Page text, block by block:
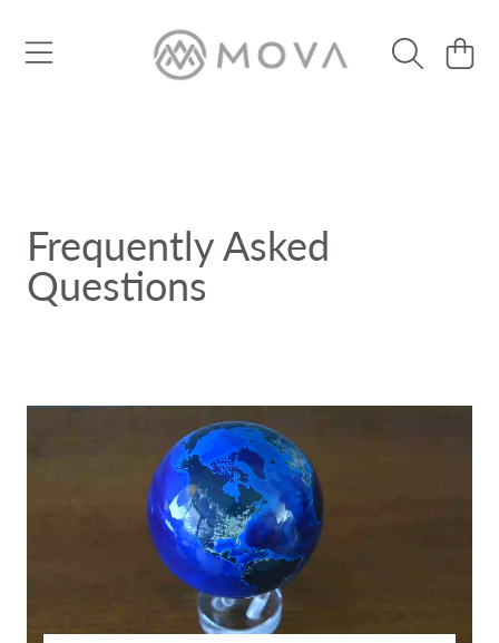
SKIP TO CONTENT
Cart
Frequently Asked
Questions